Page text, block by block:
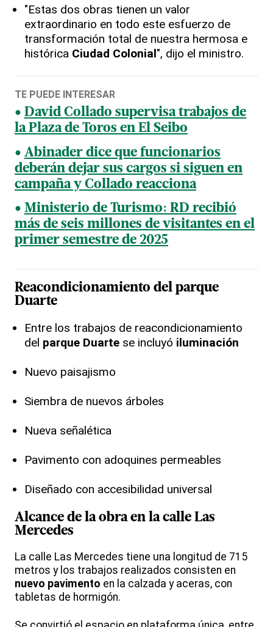
"Estas dos obras tienen un valor
extraordinario en todo este esfuerzo de
transformación total de nuestra hermosa e
histórica Ciudad Colonial", dijo el ministro.
TE PUEDE INTERESAR
David Collado supervisa trabajos de
la Plaza de Toros en El Seibo
Abinader dice que funcionarios
deberán dejar sus cargos si siguen en
campaña y Collado reacciona
Ministerio de Turismo: RD recibió
más de seis millones de visitantes en el
primer semestre de 2025
Reacondicionamiento del parque
Duarte
Entre los trabajos de reacondicionamiento
del parque Duarte se incluyó iluminación
Nuevo paisajismo
Siembra de nuevos árboles
Nueva señalética
Pavimento con adoquines permeables
Diseñado con accesibilidad universal
Alcance de la obraen la calle Las
Mercedes
La calle Las Mercedes tiene una longitud de 715
metros y los trabajos realizados consisten en
nuevo pavimento en la calzada y aceras, con
tabletas de hormigón.